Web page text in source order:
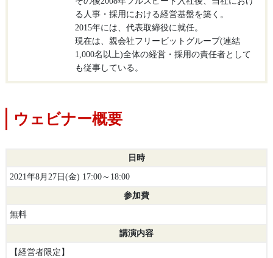
る人事・採用における経営基盤を築く。
2015年には、代表取締役に就任。
現在は、親会社フリービットグループ(連結
1,000名以上)全体の経営・採用の責任者として
も従事している。
ウェビナー概要
日時
2021年8月27日(金) 17:00～18:00
参加費
無料
講演内容
【経営者限定】